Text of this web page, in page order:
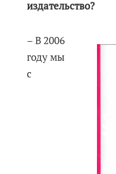
издательство?
– В 2006
году мы
с